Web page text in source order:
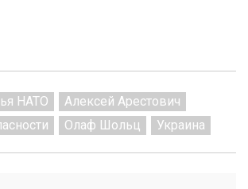
НАТО
Алексей Арестович
Олаф Шольц Украина